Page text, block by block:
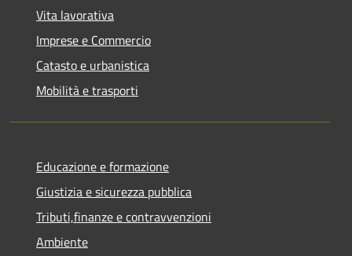
Vita lavorativa
Imprese e Commercio
Catasto e urbanistica
Mobilità e trasporti
Educazione e formazione
Giustizia e sicurezza pubblica
Tributi,finanze e contravvenzioni
Ambiente